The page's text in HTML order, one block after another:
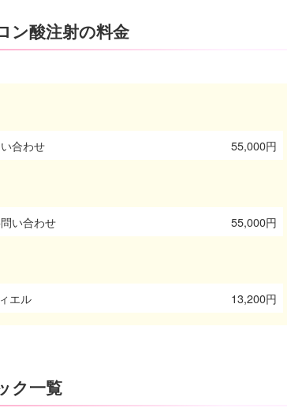
ン酸注射の料金
合わせ 55,000円
い合わせ 55,000円
エル 13,200円
ク一覧